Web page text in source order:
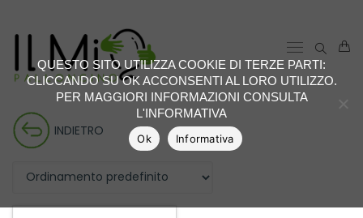
INDIETRO
QUESTO SITO UTILIZZA COOKIE DI TERZE PARTI:
CLICCANDO SU OK ACCONSENTI AL LORO UTILIZZO.
PER MAGGIORI INFORMAZIONI CONSULTA
L'INFORMATIVA
Ok Informativa